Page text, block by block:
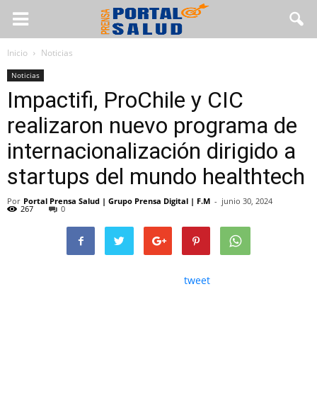
Inicio Noticias
Noticias
Impactifi, ProChile y CIC
realizaron nuevo programa de
internacionalización dirigido a
startups del mundo healthtech
Por Portal Prensa Salud | Grupo Prensa Digital | F.M - junio 30, 2024
267 0
tweet